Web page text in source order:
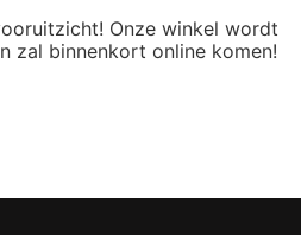
Onze winkel wordt
zal binnenkort online komen!